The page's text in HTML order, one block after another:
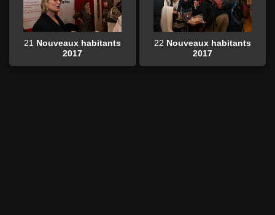
21 Nouveaux habitants
2017
22 Nouveaux habitants
2017